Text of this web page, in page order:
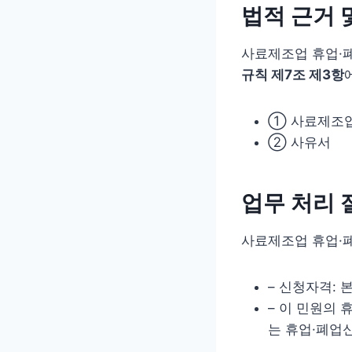
법적 근거
사료제조업 휴업·
규칙 제7조 제3항
① 사료제조
② 사유서
업무 처리
사료제조업 휴업·
– 신청자격:
– 이 민원의
는 휴업·폐업